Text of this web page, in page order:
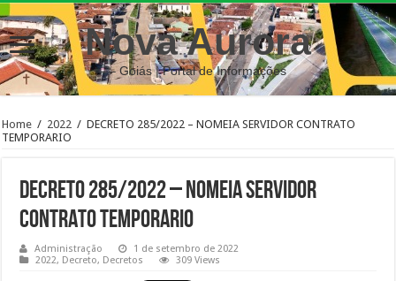
Nova Aurora
– Goiás | Portal de Informações
Home / 2022 / DECRETO 285/2022 – NOMEIA SERVIDOR CONTRATO
TEMPORARIO
DECRETO 285/2022 – NOMEIA SERVIDOR
CONTRATO TEMPORARIO
Administração
1 de setembro de 2022
2022, Decreto, Decretos 309 Views